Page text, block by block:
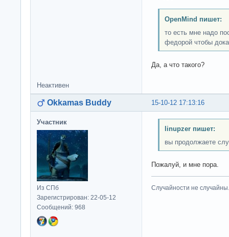
OpenMind пишет:
то есть мне надо
федорой чтобы
Да, а что такого?
Неактивен
15-10-12 17:13:16
Okkamas Buddy
Участник
Из СПб
Зарегистрирован: 22-05-12
Сообщений: 968
linupzer пишет:
вы продолжаете
Пожалуй, и мне пора.
Случайности не случайны.